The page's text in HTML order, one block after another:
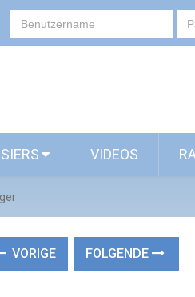
VIDEOS
VORIGE FOLGENDE